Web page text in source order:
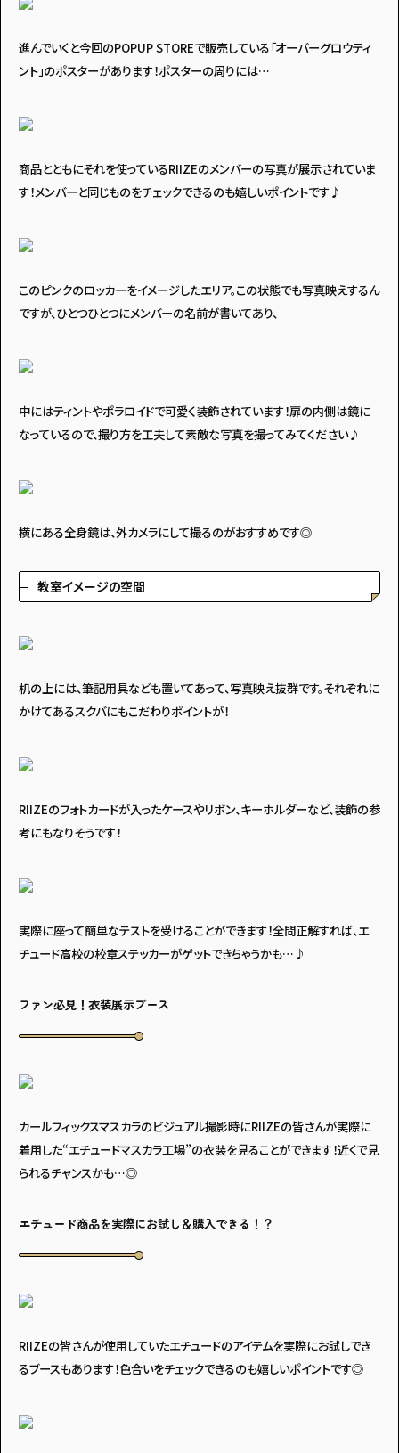
・マイナビティーンズについて
進んでいくと今回のPOPUP STOREで販売している「オーバーグロウティ
ント」のポスターがあります！ポスターの周りには…
商品とともにそれを使っているRIIZEのメンバーの写真が展示されていま
す！メンバーと同じものをチェックできるのも嬉しいポイントです♪
このピンクのロッカーをイメージしたエリア。この状態でも写真映えするん
ですが、ひとつひとつにメンバーの名前が書いてあり、
中にはティントやポラロイドで可愛く装飾されています！扉の内側は鏡に
なっているので、撮り方を工夫して素敵な写真を撮ってみてください♪
横にある全身鏡は、外カメラにして撮るのがおすすめです◎
教室イメージの空間
机の上には、筆記用具なども置いてあって、写真映え抜群です。それぞれに
かけてあるスクバにもこだわりポイントが！
RIIZEのフォトカードが入ったケースやリボン、キーホルダーなど、装飾の参
考にもなりそうです！
実際に座って簡単なテストを受けることができます！全問正解すれば、エ
チュード高校の校章ステッカーがゲットできちゃうかも…♪
ファン必見！衣装展示ブース
カールフィックスマスカラのビジュアル撮影時にRIIZEの皆さんが実際に
着用した“エチュードマスカラ工場”の衣装を見ることができます！近くで見
られるチャンスかも…◎
エチュード商品を実際にお試し＆購入できる！？
RIIZEの皆さんが使用していたエチュードのアイテムを実際にお試しでき
るブースもあります！色合いをチェックできるのも嬉しいポイントです◎